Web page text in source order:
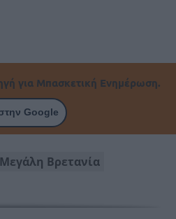
για Μπασκετική Ενημέρωση.
Google
Μεγάλη Βρετανία